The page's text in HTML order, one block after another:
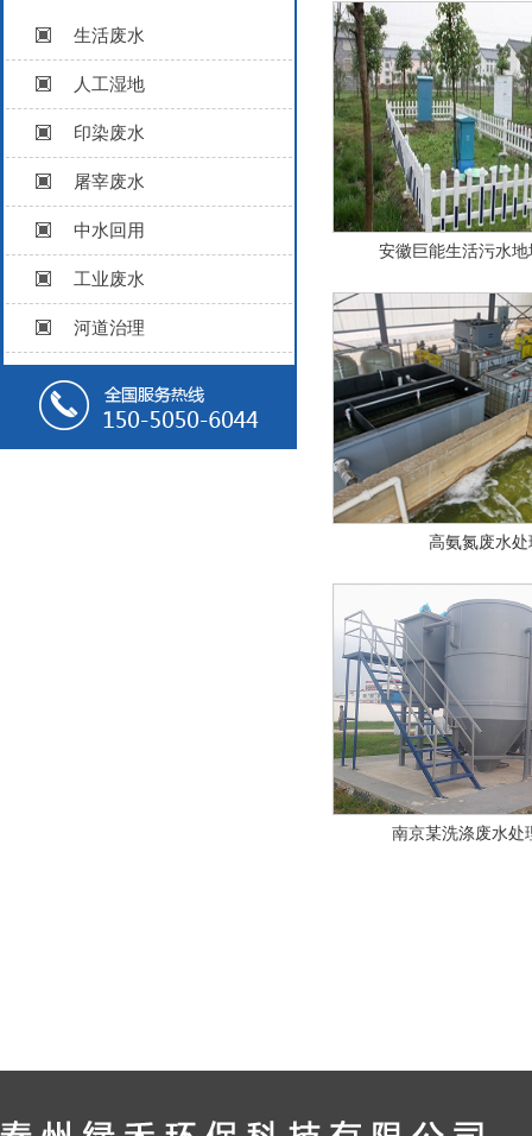
生活废水
人工湿地
印染废水
屠宰废水
中水回用
工业废水
河道治理
安徽巨能生活污水
高氨氮废水处
南京某洗涤废水处